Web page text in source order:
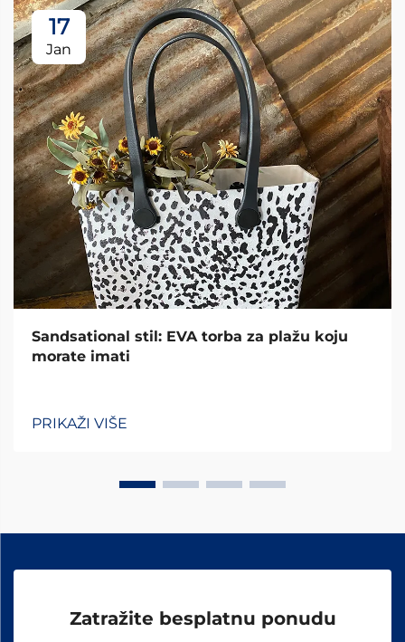
17
Jan
Sandsational stil: EVA torba za plažu koju
morate imati
PRIKAŽI VIŠE
Zatražite besplatnu ponudu